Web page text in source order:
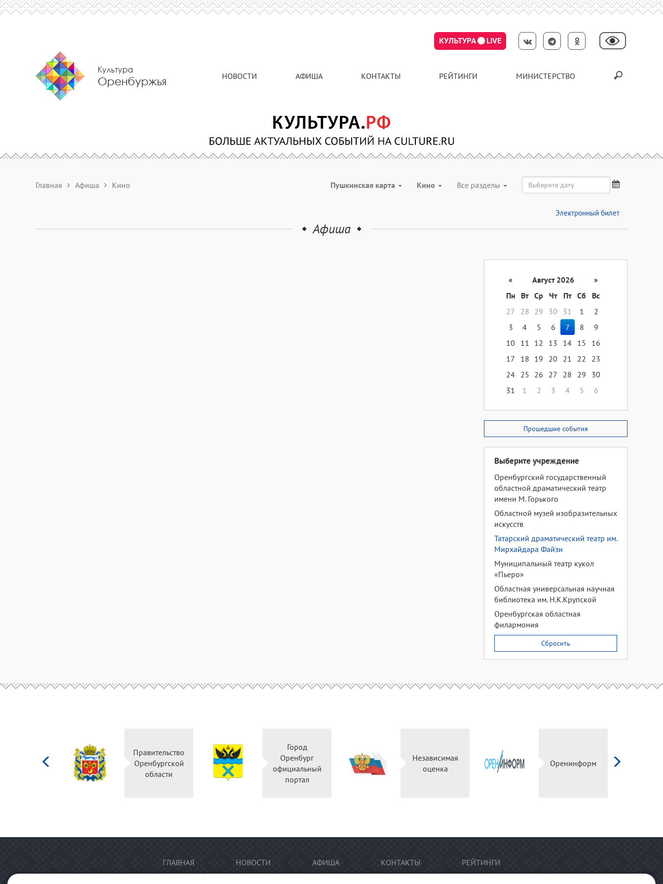
КУЛЬТУРА LIVE
Культура
Оренбуржья НОВОСТИ АФИША КОНТАКТЫ РЕЙТИНГИ МИНИСТЕРСТВО
Главная Афиша Кино Пушкинская карта Кино Все разделы
Электронный билет
Афиша
« Август 2026
»
Пн
Вт Ср Чт Пт Сб
Вс
27
28 29 30 31 1
2
3
4 5 6 7 8
9
10
11 12 13 14 15
16
17
18 19 20 21 22
23
24 25 26 27 28 29
30
31
1 2 3 4 5 6
Прошедшие события
Выберите учреждение
Оренбургский государственный
областной драматический театр
имени М. Горького
Областной музей изобразительных
искусств
Татарский драматический театр им.
Мирхайдара Файзи
Муниципальный театр кукол
«Пьеро»
Областная универсальная научная
библиотека им. Н.К.Крупской
Оренбургская областная
филармония
Сбросить
Правительство
Оренбургской
области
Город
Оренбург
официальный
портал
Независимая
оценка
Оренинформ
ГЛАВНАЯ НОВОСТИ АФИША КОНТАКТЫ РЕЙТИНГИ